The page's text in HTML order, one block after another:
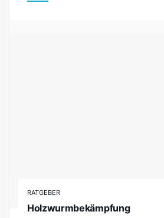
RATGEBER
Holzwurmbekämpfung